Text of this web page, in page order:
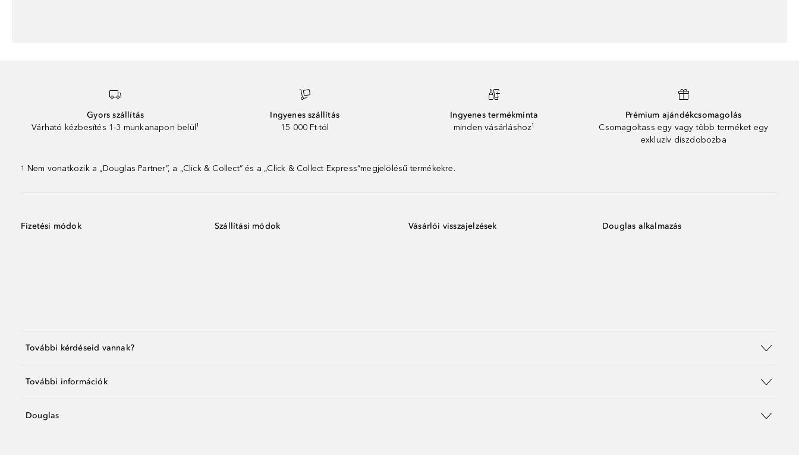
Gyors szállítás
Várható kézbesítés 1-3 munkanapon belül¹
Ingyenes szállítás
15 000 Ft-tól
Ingyenes termékminta
minden vásárláshoz¹
Prémium ajándékcsomagolás
Csomagoltass egy vagy több terméket egy
exkluzív díszdobozba
1 Nem vonatkozik a „Douglas Partner”, a „Click & Collect” és a „Click & Collect Express”megjelölésű termékekre.
Fizetési módok Szállítási módok Vásárlói visszajelzések Douglas alkalmazás
További kérdéseid vannak?
További információk
Douglas